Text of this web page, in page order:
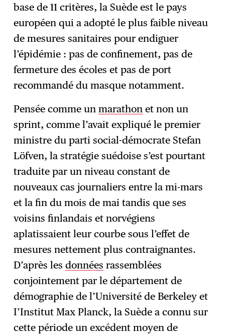
base de 11 critères, la Suède est le pays
européen qui a adopté le plus faible niveau
de mesures sanitaires pour endiguer
l’épidémie : pas de confinement, pas de
fermeture des écoles et pas de port
recommandé du masque notamment.
Pensée comme unmarathon et non un
sprint, comme l’avait expliqué le premier
ministre du parti social-démocrate Stefan
Löfven, la stratégie suédoise s’est pourtant
traduite par un niveau constant de
nouveaux cas journaliers entre la mi-mars
et la fin du mois de mai tandis que ses
voisins finlandais et norvégiens
aplatissaient leur courbe sous l’effet de
mesures nettement plus contraignantes.
D’après lesdonnées rassemblées
conjointement par le département de
démographie de l’Université de Berkeley et
I’Institut Max Planck, la Suède a connu sur
cette période un excédent moyen de